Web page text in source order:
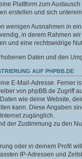
Plattform zum
erstellen und sich
wenigen Ausnahmen in
in derem Rahmen
und eine rechtswidrige
Daten und den
AUF PHPBB.DE
E-Mail-Adresse.
von phpBB.de Zugriff
wie deine Website,
kann. Diese Angaben
zugänglich.
der Zustimmung zu den
oder in deinem Profil
IP-Adressen und